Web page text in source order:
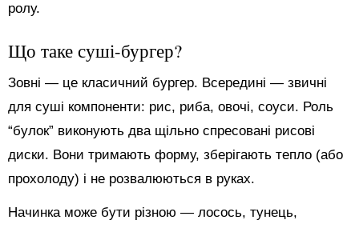
ролу.
Що таке суші-бургер?
Зовні — це класичний бургер. Всередині — звичні
для суші компоненти: рис, риба, овочі, соуси. Роль
“булок” виконують два щільно спресовані рисові
диски. Вони тримають форму, зберігають тепло (або
прохолоду) і не розвалюються в руках.
Начинка може бути різною — лосось, тунець,